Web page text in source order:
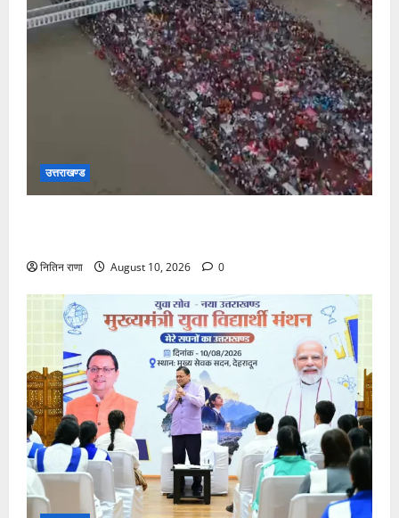
उत्तराखण्ड
नितिन राणा August 10, 2026 0